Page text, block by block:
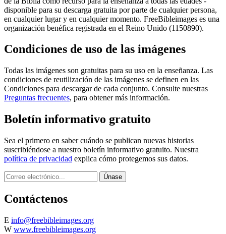
disponible para su descarga gratuita por parte de cualquier persona,
en cualquier lugar y en cualquier momento. FreeBibleimages es una
organización benéfica registrada en el Reino Unido (1150890).
Condiciones de uso de las imágenes
Todas las imágenes son gratuitas para su uso en la enseñanza. Las
condiciones de reutilización de las imágenes se definen en las
Condiciones para descargar de cada conjunto. Consulte nuestras
Preguntas frecuentes, para obtener más información.
Boletín informativo gratuito
Sea el primero en saber cuándo se publican nuevas historias
suscribiéndose a nuestro boletín informativo gratuito. Nuestra
política de privacidad explica cómo protegemos sus datos.
Contáctenos
E info@freebibleimages.org
W www.freebibleimages.org